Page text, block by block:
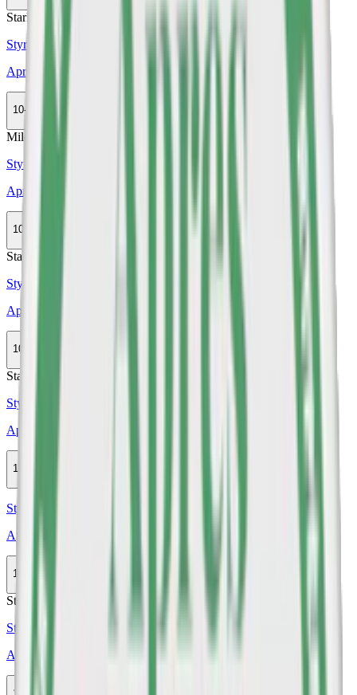
Stark
Styrka Stark · Slim
Après No.11 Bananas Hypèr Strong
10-pack
Mild
Styrka Mild · Slim
Après No.11 Bananas
10-pack
Stark
Styrka Stark · Slim
Après No.12 Blueberry Hypèr Strong
10-pack
Stark
Styrka Stark · Slim
Après No.1 Menthol Hypèr Strong
10-pack
Styrka Normal · Slim
Après No.8 Raspberry Liqorice Extra Strong
10-pack
Stark
Styrka Stark · Slim
Après No.3 Lemon Curd Hypèr Strong